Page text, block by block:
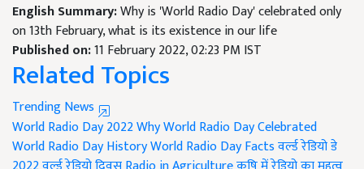
English Summary:Why is 'World Radio Day' celebrated only
on 13th February, what is its existence in our life
Published on:11 February 2022, 02:23 PM IST
Related Topics
Trending News
World Radio Day 2022Why World Radio Day Celebrated
World Radio Day HistoryWorld Radio Day Factsवर्ल्ड रेडियो डे